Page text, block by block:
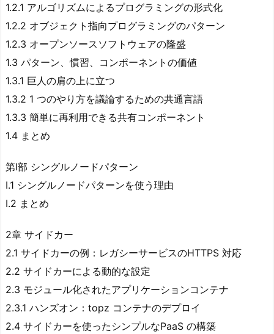
1.2.1 アルゴリズムによるプログラミングの形式化
1.2.2 オブジェクト指向プログラミングのパターン
1.2.3 オープンソースソフトウェアの隆盛
1.3 パターン、慣習、コンポーネントの価値
1.3.1 巨人の肩の上に立つ
1.3.2 1 つのやり方を議論するための共通言語
1.3.3 簡単に再利用できる共有コンポーネント
1.4 まとめ
第Ⅰ部 シングルノードパターン
Ⅰ.1 シングルノードパターンを使う理由
Ⅰ.2 まとめ
2章 サイドカー
2.1 サイドカーの例：レガシーサービスのHTTPS 対応
2.2 サイドカーによる動的な設定
2.3 モジュール化されたアプリケーションコンテナ
2.3.1 ハンズオン：topz コンテナのデプロイ
2.4 サイドカーを使ったシンプルなPaaS の構築